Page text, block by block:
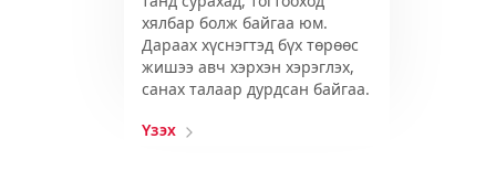
хялбар болж байгаа юм.
Дараах хүснэгтэд бүх тѳрѳѳс
жишээ авч хэрхэн хэрэглэх,
санах талаар дурдсан байгаа.
Үзэх